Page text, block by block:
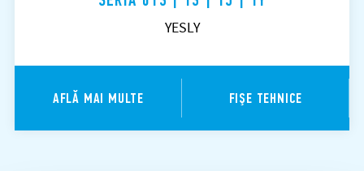
YESLY
AFLĂ MAI MULTE FIŞE TEHNICE